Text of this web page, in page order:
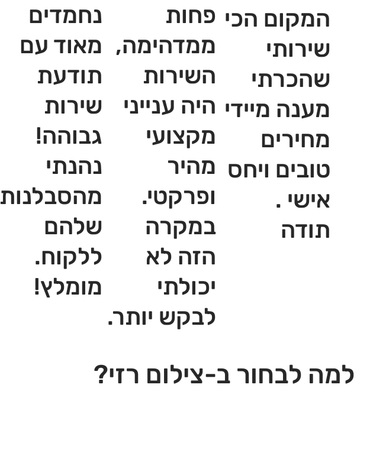
נחמדים
מאוד עם
תודעת
שירות
גבוהה!
נהנתי
מהסבלנות
שלהם
ללקוח.
מומלץ!
פחות
ממדהימה,
השירות
היה ענייני
מקצועי
מהיר
ופרקטי.
במקרה
הזה לא
יכולתי
לבקש יותר.
המקום הכי
שירותי
שהכרתי
מענה מיידי
מחירים
טובים ויחס
אישי .
תודה
למה לבחור ב-צילום רזי?